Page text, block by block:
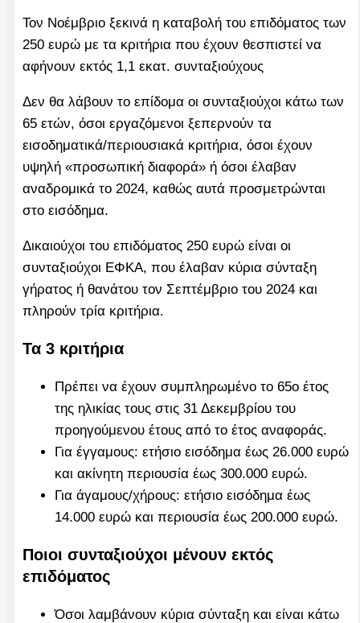
Τον Νοέμβριο ξεκινά η καταβολή του επιδόματος των
250 ευρώ με τα κριτήρια που έχουν θεσπιστεί να
αφήνουν εκτός 1,1 εκατ. συνταξιούχους
Δεν θα λάβουν το επίδομα οι συνταξιούχοι κάτω των
65 ετών, όσοι εργαζόμενοι ξεπερνούν τα
εισοδηματικά/περιουσιακά κριτήρια, όσοι έχουν
υψηλή «προσωπική διαφορά» ή όσοι έλαβαν
αναδρομικά το 2024, καθώς αυτά προσμετρώνται
στο εισόδημα.
Δικαιούχοι του επιδόματος 250 ευρώ είναι οι
συνταξιούχοι ΕΦΚΑ, που έλαβαν κύρια σύνταξη
γήρατος ή θανάτου τον Σεπτέμβριο του 2024 και
πληρούν τρία κριτήρια.
Τα 3 κριτήρια
Πρέπει να έχουν συμπληρωμένο το 65ο έτος
της ηλικίας τους στις 31 Δεκεμβρίου του
προηγούμενου έτους από το έτος αναφοράς.
Για έγγαμους: ετήσιο εισόδημα έως 26.000 ευρώ
και ακίνητη περιουσία έως 300.000 ευρώ.
Για άγαμους/χήρους: ετήσιο εισόδημα έως
14.000 ευρώ και περιουσία έως 200.000 ευρώ.
Ποιοι συνταξιούχοι μένουν εκτός
επιδόματος
Όσοι λαμβάνουν κύρια σύνταξη και είναι κάτω